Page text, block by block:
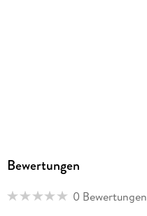
Bewertungen
0 Bewertungen